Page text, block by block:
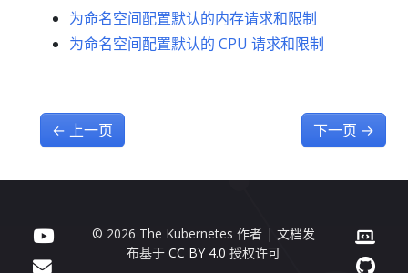
为命名空间配置默认的内存请求和限制
为命名空间配置默认的 CPU 请求和限制
← 上一页 下一页 →
© 2026 The Kubernetes 作者 | 文档发
布基于CC BY 4.0 授权许可